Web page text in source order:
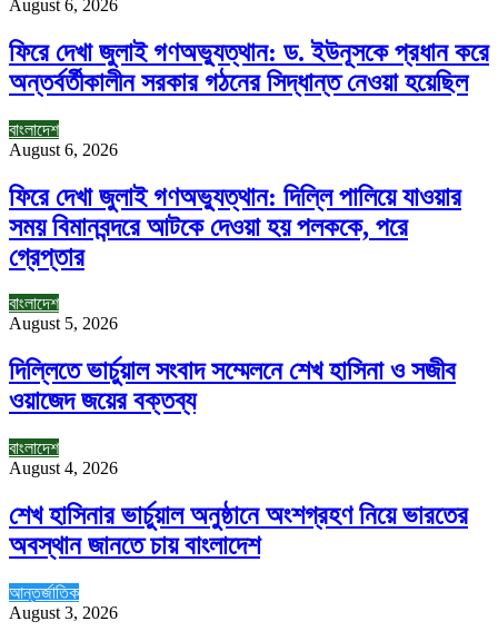
August 6, 2026
ফিরে দেখা জুলাই গণঅভ্যুত্থান: ড. ইউনূসকে প্রধান করে
অন্তর্বর্তীকালীন সরকার গঠনের সিদ্ধান্ত নেওয়া হয়েছিল
বাংলাদেশ
August 6, 2026
ফিরে দেখা জুলাই গণঅভ্যুত্থান: দিল্লি পালিয়ে যাওয়ার
সময় বিমানবন্দরে আটকে দেওয়া হয় পলককে, পরে
গ্রেপ্তার
বাংলাদেশ
August 5, 2026
দিল্লিতে ভার্চুয়াল সংবাদ সম্মেলনে শেখ হাসিনা ও সজীব
ওয়াজেদ জয়ের বক্তব্য
বাংলাদেশ
August 4, 2026
শেখ হাসিনার ভার্চুয়াল অনুষ্ঠানে অংশগ্রহণ নিয়ে ভারতের
অবস্থান জানতে চায় বাংলাদেশ
আন্তর্জাতিক
August 3, 2026